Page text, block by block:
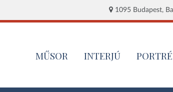
1095 Budapest,
MŰSOR INTERJÚ PORTRÉ